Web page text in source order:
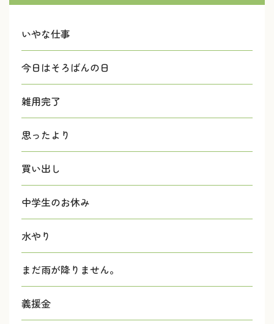
いやな仕事
今日はそろばんの日
雑用完了
思ったより
買い出し
中学生のお休み
水やり
まだ雨が降りません。
義援金